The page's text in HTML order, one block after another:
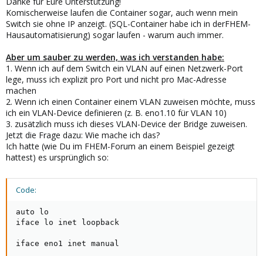
Komischerweise laufen die Container sogar, auch wenn mein
Switch sie ohne IP anzeigt. (SQL-Container habe ich in derFHEM-
Hausautomatisierung) sogar laufen - warum auch immer.
Aber um sauber zu werden, was ich verstanden habe:
1. Wenn ich auf dem Switch ein VLAN auf einen Netzwerk-Port
lege, muss ich explizit pro Port und nicht pro Mac-Adresse
machen
2. Wenn ich einen Container einem VLAN zuweisen möchte, muss
ich ein VLAN-Device definieren (z. B. eno1.10 für VLAN 10)
3. zusätzlich muss ich dieses VLAN-Device der Bridge zuweisen.
Jetzt die Frage dazu: Wie mache ich das?
Ich hatte (wie Du im FHEM-Forum an einem Beispiel gezeigt
hattest) es ursprünglich so:
Code:
auto lo
iface lo inet loopback
iface eno1 inet manual